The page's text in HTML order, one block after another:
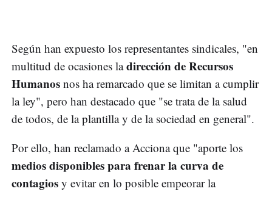
Según han expuesto los representantes sindicales, "en
multitud de ocasiones ladirección de Recursos
Humanos nos ha remarcado que se limitan a cumplir
la ley", pero han destacado que "se trata de la salud
de todos, de la plantilla y de la sociedad en general".
Por ello, han reclamado a Acciona que "aporte los
medios disponibles para frenar la curva de
contagios y evitar en lo posible empeorar la